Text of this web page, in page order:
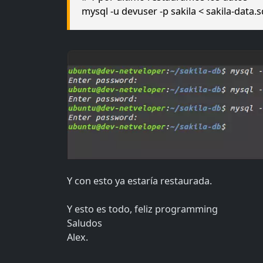
mysql -u devuser -p sakila < sakila-
Y con esto ya estaría restaurada.
Y esto es todo, feliz programming
Saludos
Alex.